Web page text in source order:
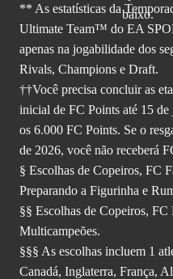
** As estatísticas da
Ultimate Team™ do EA
apenas na jogabilidade dos
Rivals, Champions e Draft.
††Você precisa concluir as
inicial de FC Points até 15
os 6.000 FC Points. Se o
de 2026, você não receberá
§ Escolhas de Copeiros, FC
Preparando a Figurinha e
§§ Escolhas de Copeiros,
Multicampeões.
§§§ As escolhas incluem 1
Canadá, Inglaterra, França,